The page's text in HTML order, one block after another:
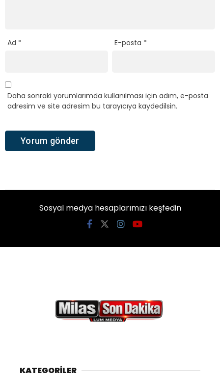
Ad * E-posta *
Daha sonraki yorumlarımda kullanılması için adım, e-posta
adresim ve site adresim bu tarayıcıya kaydedilsin.
Sosyal medya hesaplarımızı keşfedin
KATEGORİLER